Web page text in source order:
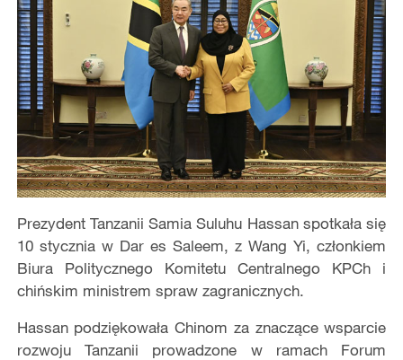
Prezydent Tanzanii Samia Suluhu Hassan spotkała się
10 stycznia w Dar es Saleem, z Wang Yi, członkiem
Biura Politycznego Komitetu Centralnego KPCh i
chińskim ministrem spraw zagranicznych.
Hassan podziękowała Chinom za znaczące wsparcie
rozwoju Tanzanii prowadzone w ramach Forum